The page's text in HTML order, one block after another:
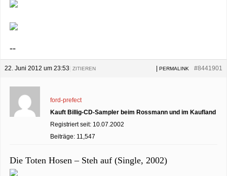
--
22. Juni 2012 um 23:53 #8441901
PERMALINK
ZITIEREN
ford-prefect
Kauft Billig-CD-Sampler beim Rossmann und im Kaufland
Registriert seit: 10.07.2002
Beiträge: 11,547
Die Toten Hosen – Steh auf (Single, 2002)